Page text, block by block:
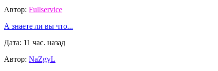
Автор: Fullservice
А знаете ли вы что...
Дата: 11 час. назад
Автор: NaZgyL